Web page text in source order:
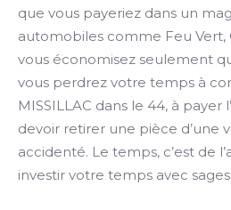
que vous payeriez dans un
automobiles comme Feu Vert,
vous économisez seulement
vous perdrez votre temps à
MISSILLAC dans le 44, à payer
devoir retirer une pièce d’une
accidenté. Le temps, c’est de
investir votre temps avec